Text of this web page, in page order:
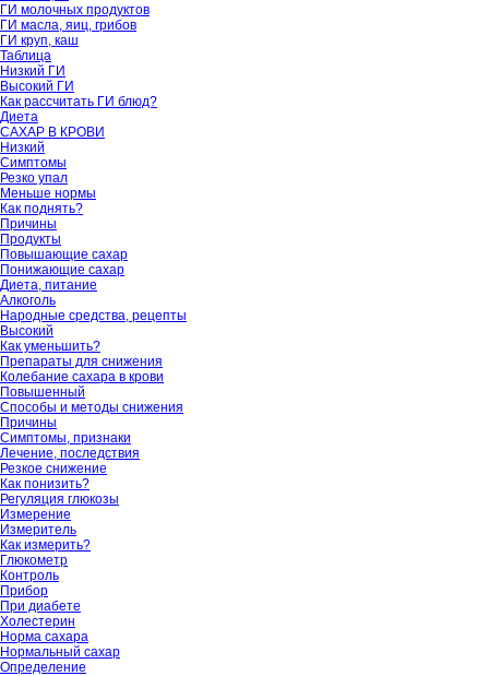
ГИ молочных продуктов
ГИ масла, яиц, грибов
ГИ круп, каш
Таблица
Низкий ГИ
Высокий ГИ
Как рассчитать ГИ блюд?
Диета
САХАР В КРОВИ
Низкий
Симптомы
Резко упал
Меньше нормы
Как поднять?
Причины
Продукты
Повышающие сахар
Понижающие сахар
Диета, питание
Алкоголь
Народные средства, рецепты
Высокий
Как уменьшить?
Препараты для снижения
Колебание сахара в крови
Повышенный
Способы и методы снижения
Причины
Симптомы, признаки
Лечение, последствия
Резкое снижение
Как понизить?
Регуляция глюкозы
Измерение
Измеритель
Как измерить?
Глюкометр
Контроль
Прибор
При диабете
Холестерин
Норма сахара
Нормальный сахар
Определение